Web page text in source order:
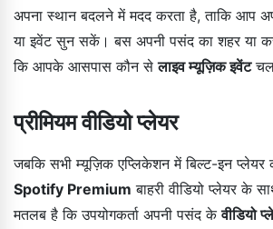
अपना स्थान बदलने में मदद करता है, ताकि आप
या इवेंट सुन सकें। बस अपनी पसंद का शहर या
कि आपके आसपास कौन सेलाइव म्यूज़िक इवेंटचल
प्रीमियम वीडियो प्लेयर
जबकि सभी म्यूज़िक एप्लिकेशन में बिल्ट-इन प्लेयर
Spotify Premium बाहरी वीडियो प्लेयर के
मतलब है कि उपयोगकर्ता अपनी पसंद केवीडियो